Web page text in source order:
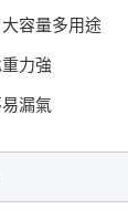
容量多用途
力強
漏氣